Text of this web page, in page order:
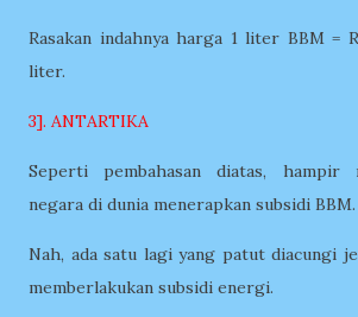
Rasakan indahnya harga 1 liter BBM =
liter.
3]. ANTARTIKA
Seperti pembahasan diatas, hampir
negara di dunia menerapkan subsidi BBM.
Nah, ada satu lagi yang patut diacungi
memberlakukan subsidi energi.